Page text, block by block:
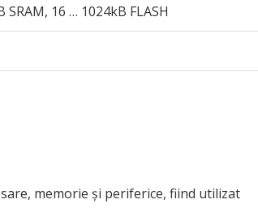
SRAM, 16 … 1024kB FLASH
memorie și periferice, fiind utilizat